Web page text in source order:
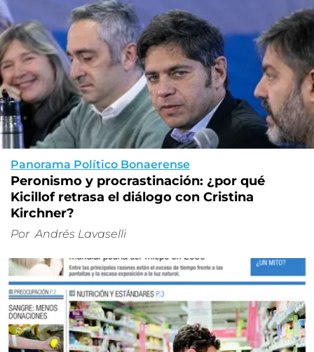
Panorama Político Bonaerense
Peronismo y procrastinación: ¿por qué
Kicillof retrasa el diálogo con Cristina
Kirchner?
Por Andrés Lavaselli